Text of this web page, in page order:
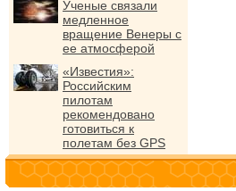
Ученые связали
медленное
вращение Венеры с
ее атмосферой
«Известия»:
Российским
пилотам
рекомендовано
готовиться к
полетам без GPS